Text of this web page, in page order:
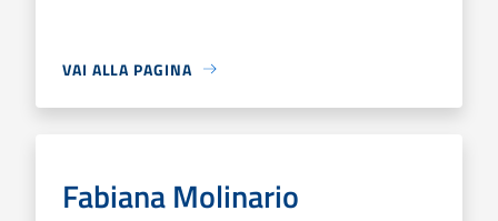
VAI ALLA PAGINA
Fabiana Molinario